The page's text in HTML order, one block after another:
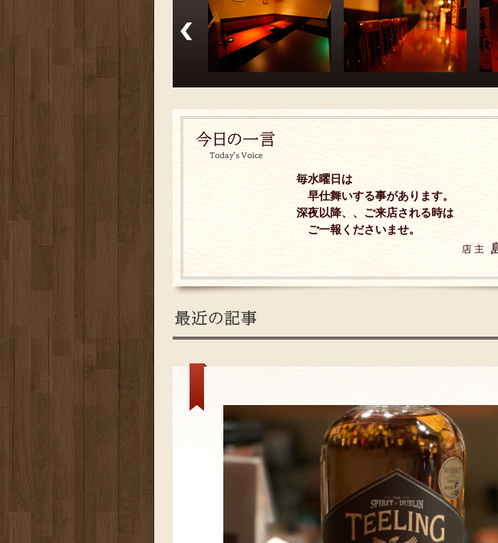
毎水曜日は
早仕舞いする事があります。
深夜以降、、ご来店される時は
ご一報くださいませ。